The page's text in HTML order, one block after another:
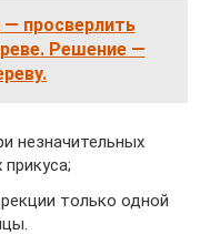
— просверлить
Решение —
незначительных
только одной